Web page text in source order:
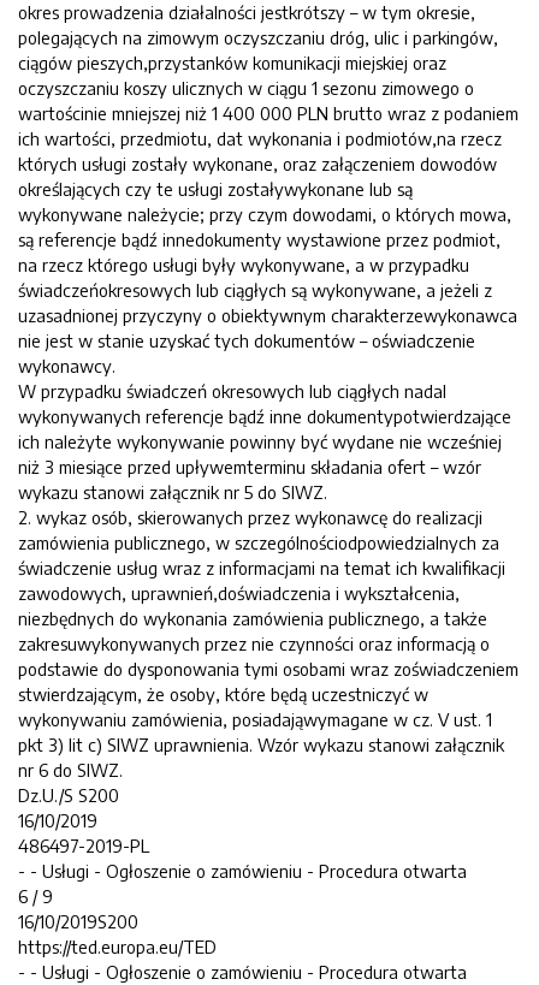
okres prowadzenia działalności jestkrótszy – w tym okresie,
polegających na zimowym oczyszczaniu dróg, ulic i parkingów,
ciągów pieszych,przystanków komunikacji miejskiej oraz
oczyszczaniu koszy ulicznych w ciągu 1 sezonu zimowego o
wartościnie mniejszej niż 1 400 000 PLN brutto wraz z podaniem
ich wartości, przedmiotu, dat wykonania i podmiotów,na rzecz
których usługi zostały wykonane, oraz załączeniem dowodów
określających czy te usługi zostaływykonane lub są
wykonywane należycie; przy czym dowodami, o których mowa,
są referencje bądź innedokumenty wystawione przez podmiot,
na rzecz którego usługi były wykonywane, a w przypadku
świadczeńokresowych lub ciągłych są wykonywane, a jeżeli z
uzasadnionej przyczyny o obiektywnym charakterzewykonawca
nie jest w stanie uzyskać tych dokumentów – oświadczenie
wykonawcy.
W przypadku świadczeń okresowych lub ciągłych nadal
wykonywanych referencje bądź inne dokumentypotwierdzające
ich należyte wykonywanie powinny być wydane nie wcześniej
niż 3 miesiące przed upływemterminu składania ofert – wzór
wykazu stanowi załącznik nr 5 do SIWZ.
2. wykaz osób, skierowanych przez wykonawcę do realizacji
zamówienia publicznego, w szczególnościodpowiedzialnych za
świadczenie usług wraz z informacjami na temat ich kwalifikacji
zawodowych, uprawnień,doświadczenia i wykształcenia,
niezbędnych do wykonania zamówienia publicznego, a także
zakresuwykonywanych przez nie czynności oraz informacją o
podstawie do dysponowania tymi osobami wraz zoświadczeniem
stwierdzającym, że osoby, które będą uczestniczyć w
wykonywaniu zamówienia, posiadająwymagane w cz. V ust. 1
pkt 3) lit c) SIWZ uprawnienia. Wzór wykazu stanowi załącznik
nr 6 do SIWZ.
Dz.U./S S200
16/10/2019
486497-2019-PL
- - Usługi - Ogłoszenie o zamówieniu - Procedura otwarta
6 / 9
16/10/2019S200
https://ted.europa.eu/TED
- - Usługi - Ogłoszenie o zamówieniu - Procedura otwarta